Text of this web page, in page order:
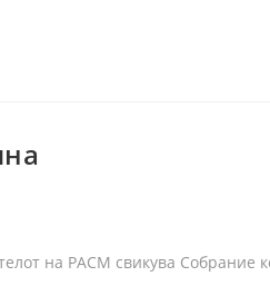
на РАСМ свикува Собрание